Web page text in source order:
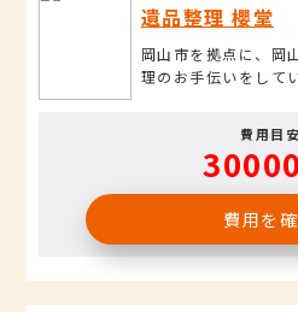
遺品整理 櫻堂
岡山市を拠点に、岡
理のお手伝いをして
費用目安
30000
費用を